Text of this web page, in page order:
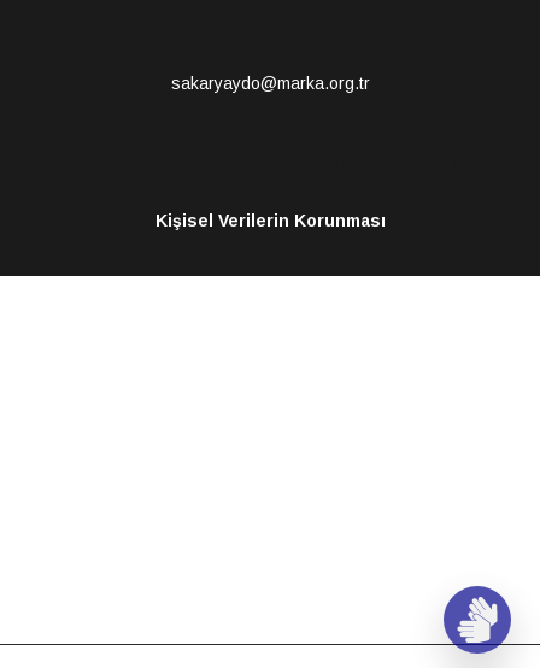
sakaryaydo@marka.org.tr
Kişisel Verilerin Korunması